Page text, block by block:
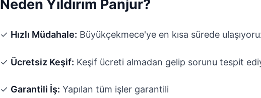
Neden Yıldırım Panjur?
✓ Hızlı Müdahale: Büyükçekmece'ye en kısa sürede
✓ Ücretsiz Keşif: Keşif ücreti almadan gelip sorunu tespit
✓ Garantili İş: Yapılan tüm işler garantili